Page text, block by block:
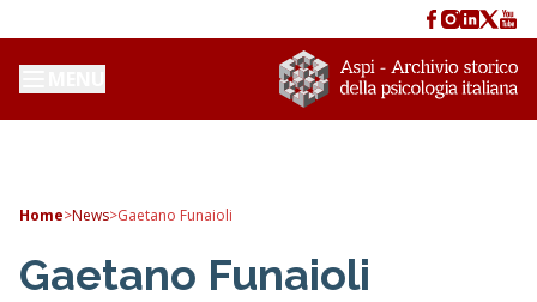
Home>News>Gaetano Funaioli
Gaetano Funaioli